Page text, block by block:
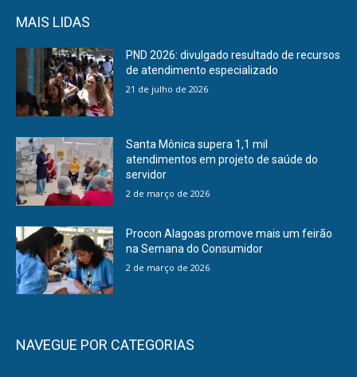
MAIS LIDAS
PND 2026: divulgado resultado de recursos
de atendimento especializado
21 de julho de 2026
Santa Mônica supera 1,1 mil
atendimentos em projeto de saúde do
servidor
2 de março de 2026
Procon Alagoas promove mais um feirão
na Semana do Consumidor
2 de março de 2026
NAVEGUE POR CATEGORIAS